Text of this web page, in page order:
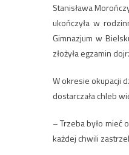
Stanisława
ukończyła w
Gimnazjum w
złożyła egzamin
W okresie okupacji
dostarczała chleb
– Trzeba było mieć
każdej chwili